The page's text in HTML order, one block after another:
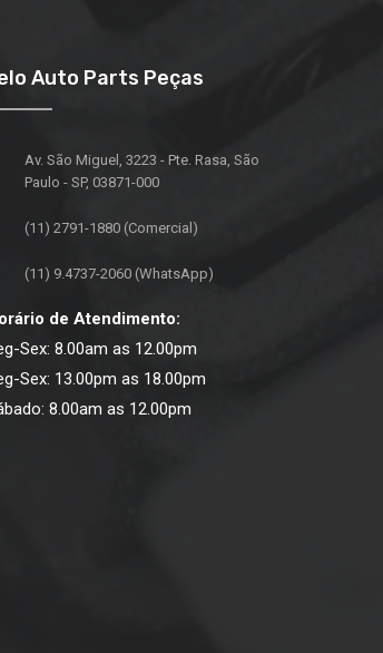
Auto Parts Peças
Av. São Miguel, 3223 - Pte. Rasa, São
Paulo - SP, 03871-000
(11) 2791-1880 (Comercial)
(11) 9.4737-2060 (WhatsApp)
de Atendimento:
Sex: 8.00am as 12.00pm
Sex: 13.00pm as 18.00pm
8.00am as 12.00pm